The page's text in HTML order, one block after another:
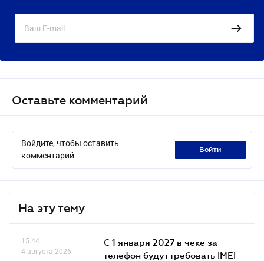
Оставьте комментарий
Войдите, чтобы оставить
комментарий
войти
На эту тему
15.44
4 августа 2026
С 1 января 2027 в чеке за
телефон будут требовать IMEI